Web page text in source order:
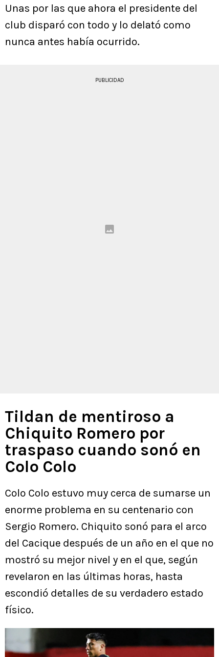
Unas por las que ahora el presidente del
club disparó con todo y lo delató como
nunca antes había ocurrido.
PUBLICIDAD
Tildan de mentiroso a
Chiquito Romero por
traspaso cuando sonó en
Colo Colo
Colo Colo estuvo muy cerca de sumarse un
enorme problema en su centenario con
Sergio Romero. Chiquito sonó para el arco
del Cacique después de un año en el que no
mostró su mejor nivel y en el que, según
revelaron en las últimas horas, hasta
escondió detalles de su verdadero estado
físico.